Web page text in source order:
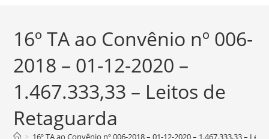
16º TA ao Convênio nº 006-
2018 – 01-12-2020 –
1.467.333,33 – Leitos de
Retaguarda
> 16º TA ao Convênio nº 006-2018 – 01-12-2020 – 1.467.333,33 –